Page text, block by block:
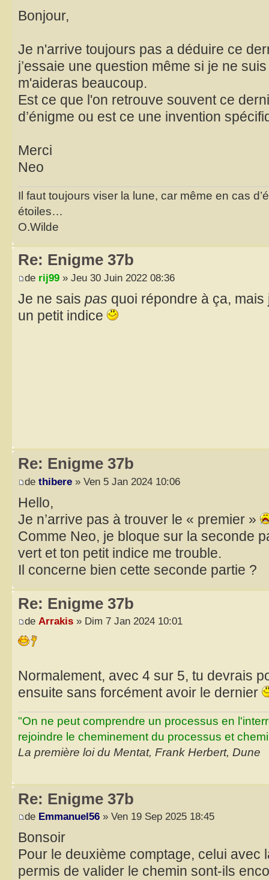
Bonjour,
Je n'arrive toujours pas a déduire ce
j’essaie une question même si je ne
m'aideras beaucoup.
Est ce que l'on retrouve souvent ce
d’énigme ou est ce une invention
Merci
Neo
Il faut toujours viser la lune, car même en cas
étoiles…
O.Wilde
Re: Enigme 37b
de rij99 » Jeu 30 Juin 2022 08:36
Je ne sais pas quoi répondre à ça,
un petit indice
Re: Enigme 37b
de thibere » Ven 5 Jan 2024 10:06
Hello,
Je n’arrive pas à trouver le « premier »
Comme Neo, je bloque sur la seconde
vert et ton petit indice me trouble.
Il concerne bien cette seconde partie ?
Re: Enigme 37b
de Arrakis » Dim 7 Jan 2024 10:01
Normalement, avec 4 sur 5, tu devrais
ensuite sans forcément avoir le dernier
"On ne peut comprendre un processus en
rejoindre le cheminement du processus et
La première loi du Mentat, Frank Herbert, Dune
Re: Enigme 37b
de Emmanuel56 » Ven 19 Sep 2025 18:45
Bonsoir
Pour le deuxième comptage, celui avec
permis de valider le chemin sont-ils